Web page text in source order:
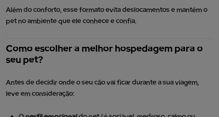
Além do conforto, esse formato evita deslocamentos e mantém o
pet no ambiente que ele conhece e confia.
Como escolher a melhor hospedagem para o
seu pet?
Antes de decidir onde o seu cão vai ficar durante a sua viagem,
leve em consideração: